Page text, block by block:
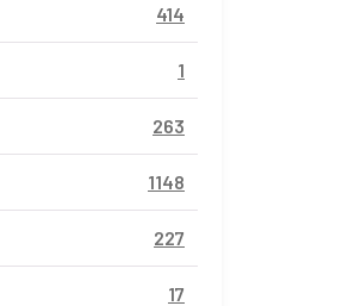
414
1
263
1148
227
17